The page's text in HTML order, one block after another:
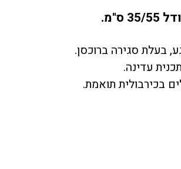
עדינה.
בכירבולית תואמת.